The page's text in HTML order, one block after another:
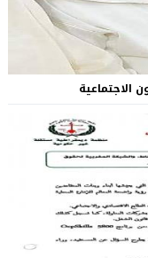
الاجتماعية